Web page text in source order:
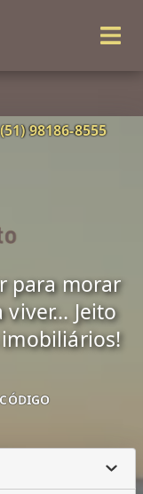
(51) 98186-8555
para morar
Jeito